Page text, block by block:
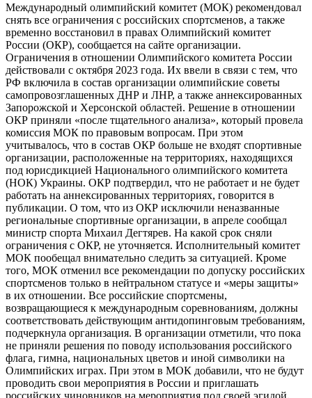
Международный олимпийский комитет (МОК) рекомендовал
снять все ограничения с российских спортсменов, а также
временно восстановил в правах Олимпийский комитет
России (ОКР), сообщается на сайте организации.
Ограничения в отношении Олимпийского комитета России
действовали с октября 2023 года. Их ввели в связи с тем, что
РФ включила в состав организации олимпийские советы
самопровозглашенных ДНР и ЛНР, а также аннексированных
Запорожской и Херсонской областей. Решение в отношении
ОКР приняли «после тщательного анализа», который провела
комиссия МОК по правовым вопросам. При этом
учитывалось, что в состав ОКР больше не входят спортивные
организации, расположенные на территориях, находящихся
под юрисдикцией Национального олимпийского комитета
(НОК) Украины. ОКР подтвердил, что не работает и не будет
работать на аннексированных территориях, говорится в
публикации. О том, что из ОКР исключили неназванные
региональные спортивные организации, в апреле сообщал
министр спорта Михаил Дегтярев. На какой срок сняли
ограничения с ОКР, не уточняется. Исполнительный комитет
МОК пообещал внимательно следить за ситуацией. Кроме
того, МОК отменил все рекомендации по допуску российских
спортсменов только в нейтральном статусе и «меры защиты»
в их отношении. Все российские спортсмены,
возвращающиеся к международным соревнованиям, должны
соответствовать действующим антидопинговым требованиям,
подчеркнула организация. В организации отметили, что пока
не приняли решения по поводу использования российского
флага, гимна, национальных цветов и иной символики на
Олимпийских играх. При этом в МОК добавили, что не будут
проводить свои мероприятия в России и приглашать
российских чиновников на мероприятия под своей эгидой.